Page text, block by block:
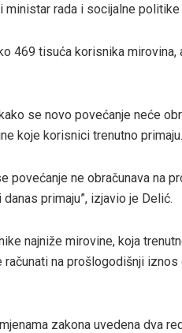
rada i socijalne politike
469 tisuća korisnika
se novo povećanje neće
koje korisnici trenutno primaju.
povećanje ne obračunava na
primaju”, izjavio je Delić.
najniže mirovine, koja
na prošlogodišnji
zakona uvedena dva